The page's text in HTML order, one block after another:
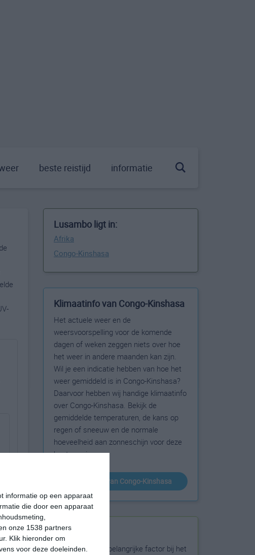
informatie op een apparaat
die door een apparaat
onze 1538 partners
Klik hieronder om
voor deze doeleinden.
beste reistijd informatie
Lusambo ligt in:
Afrika
Congo-Kinshasa
Klimaatinfo van Congo-Kinshasa
Het actuele weer en de
weersvoorspelling voor de komende
dagen of weken zeggen niets over hoe
het weer in andere maanden kan zijn.
Wil je een indicatie hebben van hoe het
weer gemiddeld is in Congo-Kinshasa?
Daarvoor hebben wij handige klimaatinfo
over Congo-Kinshasa. Bekijk de
gemiddelde temperaturen, de kans op
regen of sneeuw en de normale
hoeveelheid aan zonneschijn voor deze
bestemming.
klimaatinfo van Congo-Kinshasa
Beste reistijd
Het weer is een belangrijke factor bij het